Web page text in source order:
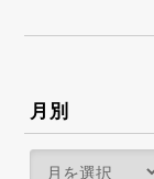
月別